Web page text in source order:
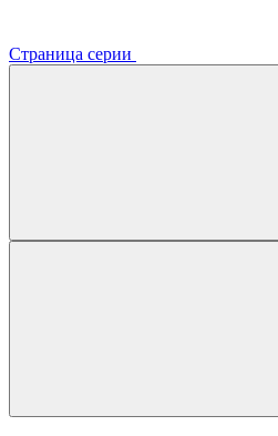
Страница серии